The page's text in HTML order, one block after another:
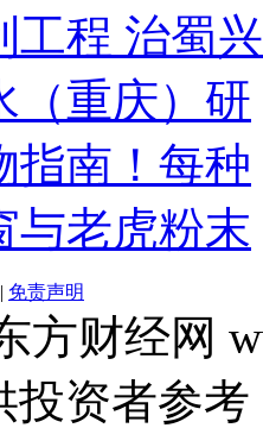
工程 治蜀兴
（重庆）研
指南！每种
与老虎粉末
| 免责声明
方财经网
投资者参